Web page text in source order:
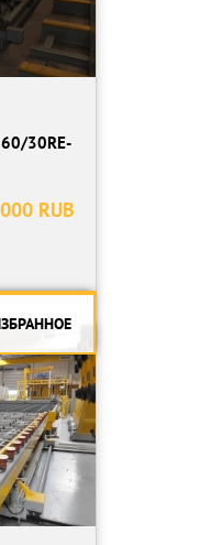
по рабочей
60/30RE-
RUB